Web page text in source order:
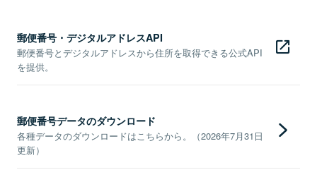
郵便番号・デジタルアドレスAPI
郵便番号とデジタルアドレスから住所を取得できる公式API
を提供。
郵便番号データのダウンロード
各種データのダウンロードはこちらから。（2026年7月31日
更新）